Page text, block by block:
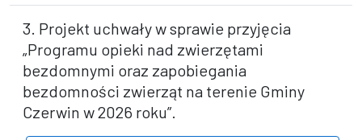
3. Projekt uchwały w sprawie przyjęcia
„Programu opieki nad zwierzętami
bezdomnymi oraz zapobiegania
bezdomności zwierząt na terenie Gminy
Czerwin w 2026 roku”.